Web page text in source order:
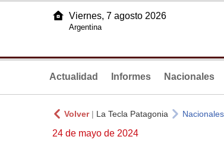
Viernes, 7 agosto 2026
Argentina
Actualidad Informes Nacionales
Volver| La Tecla Patagonia Nacionales
24 de mayo de 2024